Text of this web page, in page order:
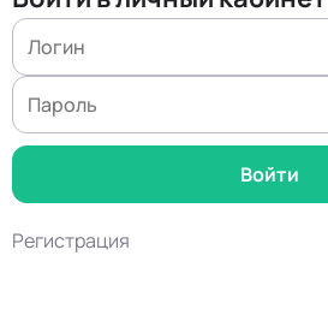
Регистрация